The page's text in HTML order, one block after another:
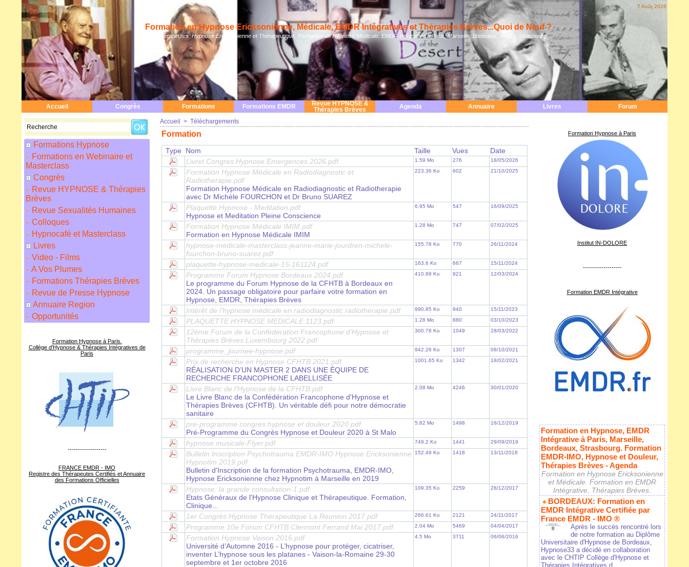
7 Août 2026
Formation en Hypnose Ericksonienne, Médicale, EMDR Intégratives et Thérapies Brèves...Quoi de Neuf ?
Hypnothérapeutes: Hypnose Ericksonienne et Thérapeutique. Formation en Hypnose Médicale, EMDR Intégrative à Paris, Marseille, Bordeaux, Nancy, Strasbourg
Accueil Congrès Formations Formations EMDR
Revue HYPNOSE &
Thérapies Brèves
Agenda Annuaire Livres Forum
Formations Hypnose
Formations en Webinaire et
Masterclass
Congrès
Revue HYPNOSE & Thérapies
Brèves
Revue Sexualités Humaines
Colloques
Hypnocafé et Masterclass
Livres
Video - Films
A Vos Plumes
Formations Thérapies Brèves
Revue de Presse Hypnose
Annuaire Region
Opportunités
Formation Hypnose à Paris.
Collège d'Hypnose & Thérapies Intégratives de
Paris
-------------------
FRANCE EMDR - IMO
Registre des Thérapeutes Certifiés et Annuaire
des Formations Officielles
Accueil > Téléchargements
Formation
Type Nom Taille Vues
Date
Livret Congres Hypnose Emergences 2026.pdf
1.59 Mo 276 18/05/2026
Formation Hypnose Médicale en Radiodiagnostic et
Radiotherapie.pdf
Formation Hypnose Médicale en Radiodiagnostic et Radiotherapie
avec Dr Michèle FOURCHON et Dr Bruno SUAREZ
223.36 Ko 602 21/10/2025
Plaquette Hypnose - Meditation.pdf
Hypnose et Meditation Pleine Conscience
6.95 Mo 547 16/09/2025
Formation Hypnose Médicale IMIM.pdf
Formation en Hypnose Médicale IMIM
1.28 Mo 747 07/02/2025
hypnose-medicale-masterclass-jeanne-marie-jourdren-michele-
fourchon-bruno-suarez.pdf
155.78 Ko 770 26/11/2024
plaquette-hypnose-medicale-15-161124.pdf 163.6 Ko 667 15/11/2024
Programme Forum Hypnose Bordeaux 2024.pdf
Le programme du Forum Hypnose de la CFHTB à Bordeaux en
2024. Un passage obligatoire pour parfaire votre formation en
Hypnose, EMDR, Thérapies Brèves
410.89 Ko 921 12/03/2024
Intérêt de l'hypnose médicale en radiodiagnostic radiothérapie.pdf 990.85 Ko 940 15/11/2023
PLAQUETTE HYPNOSE MEDICALE 1123.pdf 1.28 Mo 880 03/10/2023
12ème Forum de la Confédération Francophone d'Hypnose et
Thérapies Brèves Luxembourg 2022.pdf
300.78 Ko 1049 28/03/2022
programme_journee-hypnose.pdf 942.26 Ko 1307 08/10/2021
Prix de recherche en Hypnose CFHTB 2021.pdf
RÉALISATION D’UN MASTER 2 DANS UNE ÉQUIPE DE
RECHERCHE FRANCOPHONE LABELLISÉE
1001.65 Ko 1342 18/02/2021
Livre Blanc de l'Hypnose de la CFHTB.pdf
Le Livre Blanc de la Confédération Francophone d'Hypnose et
Thérapies Brèves (CFHTB). Un véritable défi pour notre démocratie
sanitaire
2.08 Mo 4246 30/01/2020
pre-programme congres hypnose et douleur 2020.pdf
Pré-Programme du Congrès Hypnose et Douleur 2020 à St Malo
5.82 Mo 1498 16/12/2019
hypnose musicale-Flyer.pdf 749.2 Ko 1441 29/09/2019
Bulletin Inscription Psychotrauma EMDR-IMO Hypnose Ericksonienne
Hypnotim 2019.pdf
Bulletin d'Inscription de la formation Psychotrauma, EMDR-IMO,
Hypnose Ericksonienne chez Hypnotim à Marseille en 2019
152.49 Ko 1418 13/11/2018
Hypnose: la grande consultation-1.pdf
Etats Généraux de l'Hypnose Clinique et Thérapeutique. Formation,
Clinique...
109.35 Ko 2259 28/12/2017
1er Congrès Hypnose Thérapeutique La Reunion 2017.pdf 266.61 Ko 2121 24/11/2017
Programme 10e Forum CFHTB Clermont Ferrand Mai 2017.pdf 2.04 Mo 5469 04/04/2017
Formation Hypnose Vaison 2016.pdf
Université d’Automne 2016 - L’hypnose pour protéger, cicatriser,
inventer L’hypnose sous les platanes - Vaison-la-Romaine 29-30
septembre et 1er octobre 2016
4.5 Mo 3711 06/06/2016
Formation Hypnose à Paris
Institut IN-DOLORE
-------------------
Formation EMDR Intégrative
Formation en Hypnose, EMDR
Intégrative à Paris, Marseille,
Bordeaux, Strasbourg. Formation
EMDR-IMO, Hypnose et Douleur,
Thérapies Brèves - Agenda
Formation en Hypnose Ericksonienne
et Médicale. Formation en EMDR
Intégrative, Thérapies Brèves.
BORDEAUX: Formation en
EMDR Intégrative Certifiée par
France EMDR - IMO ®
Après le succès rencontré lors
de notre formation au Diplôme
Universitaire d'Hypnose de Bordeaux,
Hypnose33 a décidé en collaboration
avec le CHTIP Collège d'Hypnose et
Thérapies Intégratives d...